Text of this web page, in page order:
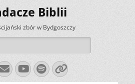
Biblii
zbór w Bydgoszczy
E-
YouTube
Spotify
Link